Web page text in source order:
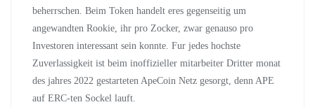
beherrschen. Beim Token handelt eres gegenseitig um
angewandten Rookie, ihr pro Zocker, zwar genauso pro
Investoren interessant sein konnte. Fur jedes hochste
Zuverlassigkeit ist beim inoffizieller mitarbeiter Dritter monat
des jahres 2022 gestarteten ApeCoin Netz gesorgt, denn APE
auf ERC-ten Sockel lauft.